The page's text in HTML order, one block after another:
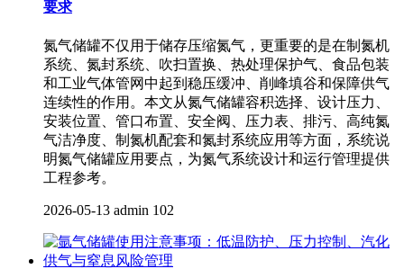
要求
氮气储罐不仅用于储存压缩氮气，更重要的是在制氮机
系统、氮封系统、吹扫置换、热处理保护气、食品包装
和工业气体管网中起到稳压缓冲、削峰填谷和保障供气
连续性的作用。本文从氮气储罐容积选择、设计压力、
安装位置、管口布置、安全阀、压力表、排污、高纯氮
气洁净度、制氮机配套和氮封系统应用等方面，系统说
明氮气储罐应用要点，为氮气系统设计和运行管理提供
工程参考。
2026-05-13 admin 102